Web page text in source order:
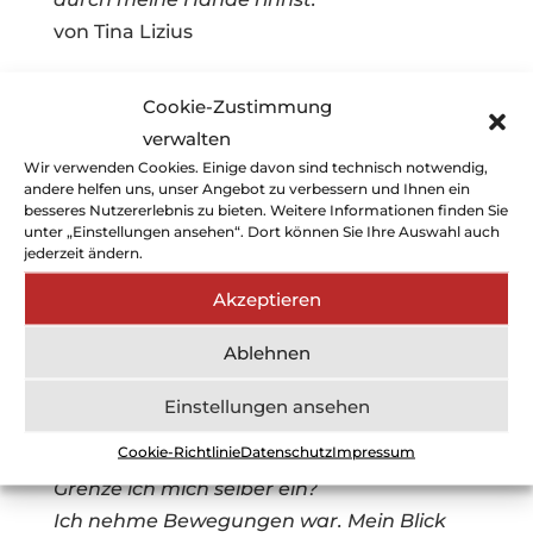
Cookie-Zustimmung
verwalten
Wir verwenden Cookies. Einige davon sind technisch notwendig,
andere helfen uns, unser Angebot zu verbessern und Ihnen ein
besseres Nutzererlebnis zu bieten. Weitere Informationen finden Sie
unter „Einstellungen ansehen“. Dort können Sie Ihre Auswahl auch
jederzeit ändern.
Akzeptieren
Ablehnen
Einstellungen ansehen
Cookie-RichtlinieDatenschutzImpressum
von Tina Lizius
Bedrohung – Begrenzung
Ich stehe vor dem Nass. Schwere zieht
mich hinab. Ich tauche ein ins tiefe blau.
Ich kann nichts sehen. Das Wasser wird
kälter und dunkler.
Ich wehre mich nicht. Lasse es zu weiter zu
sinken. Mein Blick ist eingeschränkt.
Meine Sinne sind stumm. Alles ist still.
Einsamkeit hüllt mich ein.
Möchte ich das überhaupt?
Wieso wehre ich mich nicht?
Grenze ich mich selber ein?
Ich nehme Bewegungen war. Mein Blick